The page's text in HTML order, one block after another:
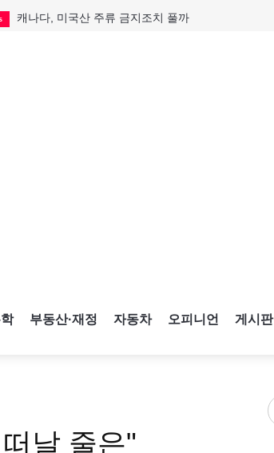
캐나다, 미국산 주류 금지조치 풀까
부동산·재정 자동차 오피니언 게시판
날 줄은"